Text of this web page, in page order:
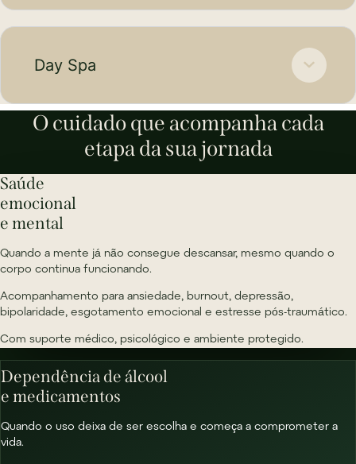
Day Spa
O cuidado que acompanha cada
etapa da sua jornada
Saúde
emocional
e mental
Quando a mente já não consegue descansar, mesmo quando o
corpo continua funcionando.
Acompanhamento para ansiedade, burnout, depressão,
bipolaridade, esgotamento emocional e estresse pós-traumático.
Com suporte médico, psicológico e ambiente protegido.
Dependência de álcool
e medicamentos
Quando o uso deixa de ser escolha e começa a comprometer a
vida.